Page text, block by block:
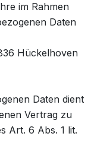
im Rahmen
Daten
Hückelhoven
Daten dient
Vertrag zu
Art. 6 Abs. 1 lit.